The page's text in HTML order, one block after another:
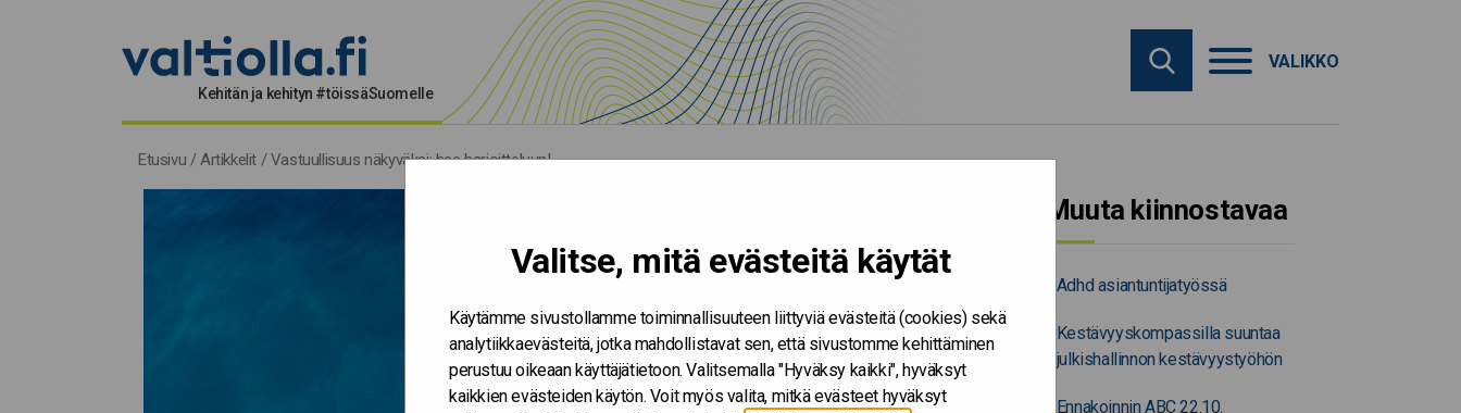
Valitse, mitä evästeitä käytät
Käytämme sivustollamme toiminnallisuuteen liittyviä evästeitä (cookies) sekä
analytiikkaevästeitä, jotka mahdollistavat sen, että sivustomme kehittäminen
perustuu oikeaan käyttäjätietoon. Valitsemalla "Hyväksy kaikki", hyväksyt
kaikkien evästeiden käytön. Voit myös valita, mitkä evästeet hyväksyt
Kehitän ja kehityn #töissäSuomelle
VALIKKO
Etusivu /Artikkelit /Vastuullisuus näkyväksi: hae harjoitteluun!
Muuta kiinnostavaa
Adhd asiantuntijatyössä
Kestävyyskompassilla suuntaa
julkishallinnon kestävyystyöhön
Ennakoinnin ABC 22.10.